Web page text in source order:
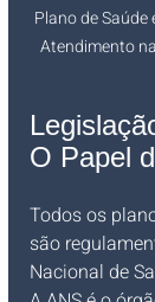
Plano de
Atendimento
O Papel
Todos os
são
Nacional de